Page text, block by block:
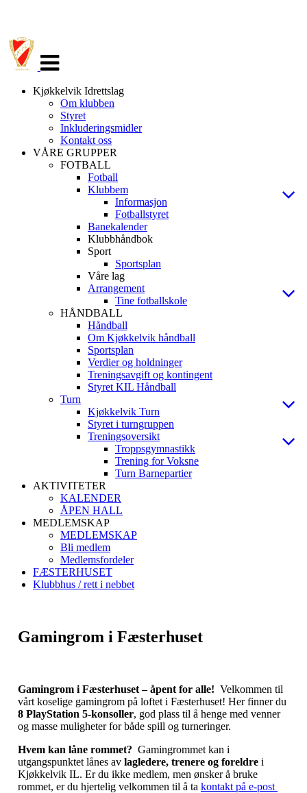
navigasjon
Kjøkkelvik Idrettslag
Om klubben
Styret
Inkluderingsmidler
Kontakt oss
VÅRE GRUPPER
FOTBALL
Fotball
Klubbem
Informasjon
Fotballstyret
Banekalender
Klubbhåndbok
Sport
Sportsplan
Våre lag
Arrangement
Tine fotballskole
HÅNDBALL
Håndball
Om Kjøkkelvik håndball
Sportsplan
Verdier og holdninger
Treningsavgift og kontingent
Styret KIL Håndball
Turn
Kjøkkelvik Turn
Styret i turngruppen
Treningsoversikt
Troppsgymnastikk
Trening for Voksne
Turn Barnepartier
AKTIVITETER
KALENDER
ÅPEN HALL
MEDLEMSKAP
MEDLEMSKAP
Bli medlem
Medlemsfordeler
FÆSTERHUSET
Klubbhus / rett i nebbet
Gamingrom i Fæsterhuset
Gamingrom i Fæsterhuset – åpent for alle! Velkommen til
vårt koselige gamingrom på loftet i Fæsterhuset! Her finner du
8 PlayStation 5‑konsoller, god plass til å henge med venner
og masse muligheter for både spill og turneringer.
Hvem kan låne rommet? Gamingrommet kan i
utgangspunktet lånes av lagledere, trenere og foreldre i
Kjøkkelvik IL. Er du ikke medlem, men ønsker å bruke
rommet, er du hjertelig velkommen til å ta kontakt på e‑post